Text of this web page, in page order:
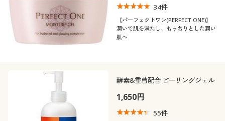
34件
【パーフェクトワン(PERFECT ONE)】
潤いで肌を満たし、もっちりとした潤い
肌へ
酵素&重曹配合 ピーリングジェル
1,650円
55件